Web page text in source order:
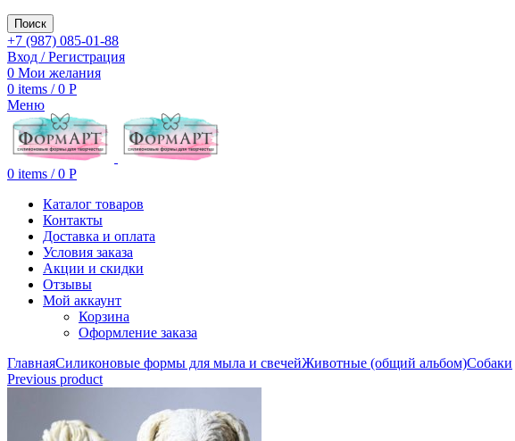
Поиск
+7 (987) 085-01-88
Вход / Регистрация
0 Мои желания
0 items / 0 Р
Меню
0 items / 0 Р
Каталог товаров
Контакты
Доставка и оплата
Условия заказа
Акции и скидки
Отзывы
Мой аккаунт
Корзина
Оформление заказа
ГлавнаяСиликоновые формы для мыла и свечейЖивотные (общий альбом)Собаки
Previous product